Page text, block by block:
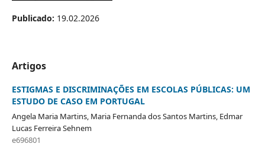
Publicado: 19.02.2026
Artigos
ESTIGMAS E DISCRIMINAÇÕES EM ESCOLAS PÚBLICAS: UM
ESTUDO DE CASO EM PORTUGAL
Angela Maria Martins, Maria Fernanda dos Santos Martins, Edmar
Lucas Ferreira Sehnem
e696801